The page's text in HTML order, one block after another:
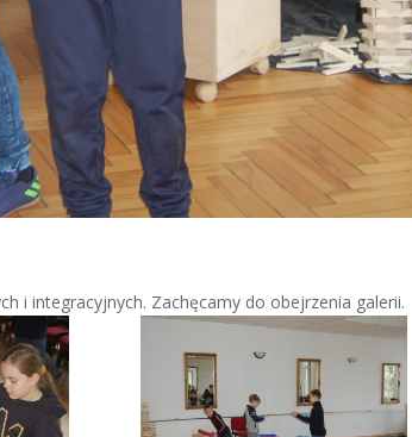
i integracyjnych. Zachęcamy do obejrzenia galerii.